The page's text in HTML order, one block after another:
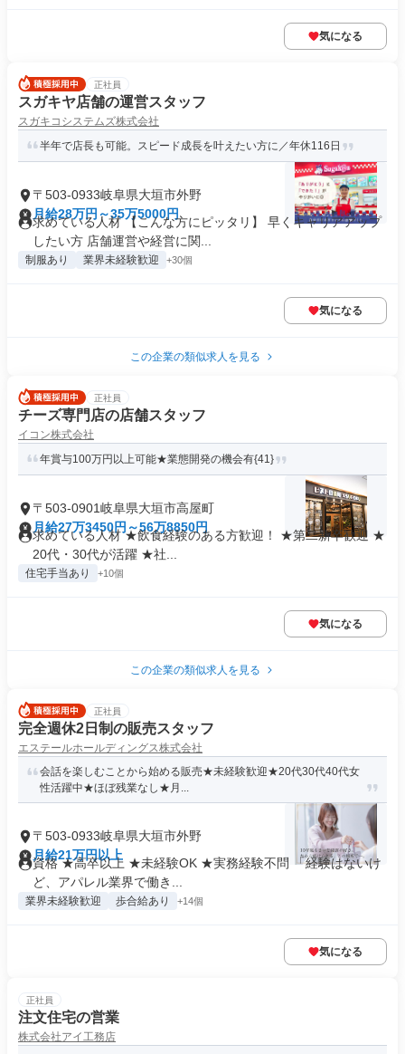
気になる
正社員
スガキヤ店舗の運営スタッフ
スガキコシステムズ株式会社
半年で店長も可能。スピード成長を叶えたい方に／年休116日
〒503-0933岐阜県大垣市外野
月給28万円～35万5000円
求めている人材 【こんな方にピッタリ】 早くキャリアアップ
したい方 店舗運営や経営に関...
制服あり 業界未経験歓迎 +30個
気になる
この企業の類似求人を見る
正社員
チーズ専門店の店舗スタッフ
イコン株式会社
年賞与100万円以上可能★業態開発の機会有{41}
〒503-0901岐阜県大垣市高屋町
月給27万3450円～56万8850円
求めている人材 ★飲食経験のある方歓迎！ ★第二新卒歓迎 ★
20代・30代が活躍 ★社...
住宅手当あり +10個
気になる
この企業の類似求人を見る
正社員
完全週休2日制の販売スタッフ
エステールホールディングス株式会社
会話を楽しむことから始める販売★未経験歓迎★20代30代40代女
性活躍中★ほぼ残業なし★月...
〒503-0933岐阜県大垣市外野
月給21万円以上
資格 ★高卒以上 ★未経験OK ★実務経験不問 「経験はないけ
ど、アパレル業界で働き...
業界未経験歓迎 歩合給あり +14個
気になる
正社員
注文住宅の営業
株式会社アイ工務店